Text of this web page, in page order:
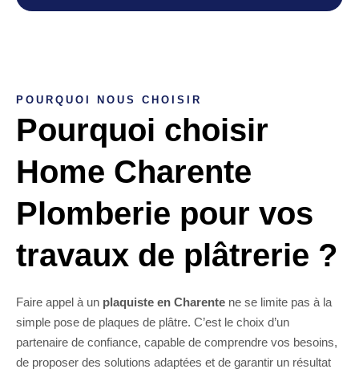
POURQUOI NOUS CHOISIR
Pourquoi choisir
Home Charente
Plomberie pour vos
travaux de plâtrerie ?
Faire appel à un plaquiste en Charente ne se limite pas à la
simple pose de plaques de plâtre. C’est le choix d’un
partenaire de confiance, capable de comprendre vos besoins,
de proposer des solutions adaptées et de garantir un résultat